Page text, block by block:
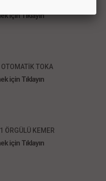
için Tıklayın
TOKA
için Tıklayın
ÖRGÜLÜ KEMER
için Tıklayın